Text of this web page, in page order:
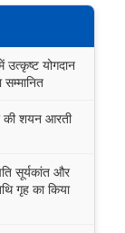
उत्कृष्ट योगदान
की शयन आरती
सूर्यकांत और
गृह का किया